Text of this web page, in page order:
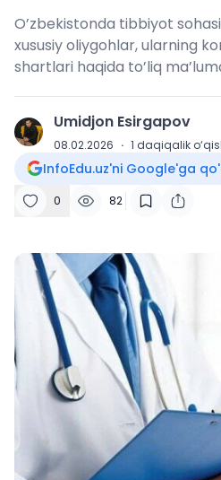
O’zbekistonda tibbiyot
xususiy oliygohlar, ularning
shartlari haqida to’liq
U Umidjon Esirgapov
08.02.2026 · 1 daqiqalik
InfoEdu.uz'ni Google'ga
0 82